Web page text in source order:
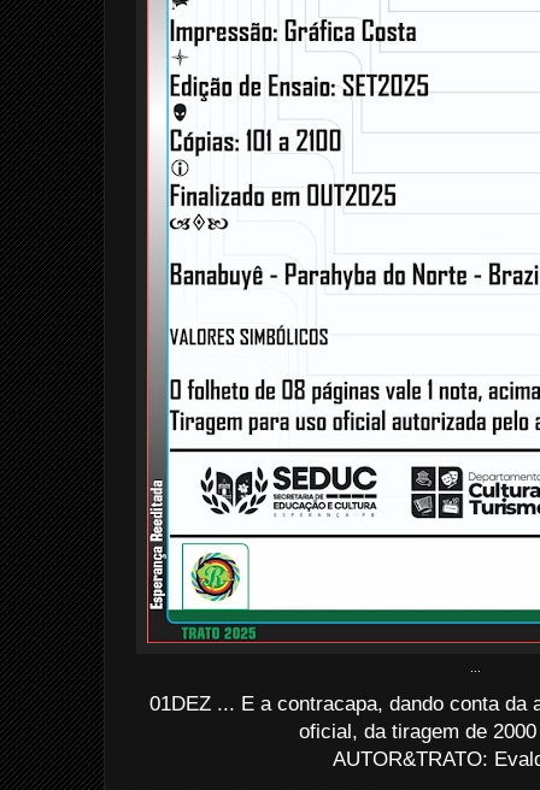
01DEZ ... E a contracapa, dando conta da
oficial, da tiragem de
AUTOR&TRATO: